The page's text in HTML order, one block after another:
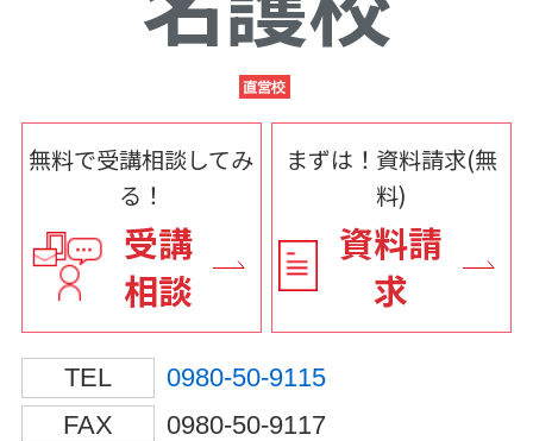
無料で受講相談してみ
る！
受講
相談
まずは！資料請求(無
料)
資料請
求
TEL
0980-50-9115
FAX
0980-50-9117